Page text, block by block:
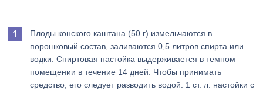
Плоды конского каштана (50 г) измельчаются в
порошковый состав, заливаются 0,5 литров спирта или
водки. Спиртовая настойка выдерживается в темном
помещении в течение 14 дней. Чтобы принимать
средство, его следует разводить водой: 1 ст. л. настойки с